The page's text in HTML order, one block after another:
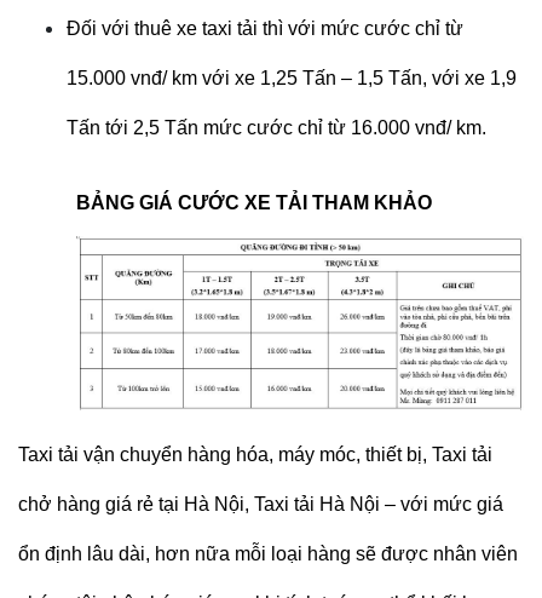
Đối với thuê xe taxi tải thì với mức cước chỉ từ
15.000 vnđ/ km với xe 1,25 Tấn – 1,5 Tấn, với xe 1,9
Tấn tới 2,5 Tấn mức cước chỉ từ 16.000 vnđ/ km.
BẢNG GIÁ CƯỚC XE TẢI THAM KHẢO
Taxi tải vận chuyển hàng hóa, máy móc, thiết bị, Taxi tải
chở hàng giá rẻ tại Hà Nội, Taxi tải Hà Nội – với mức giá
ổn định lâu dài, hơn nữa mỗi loại hàng sẽ được nhân viên